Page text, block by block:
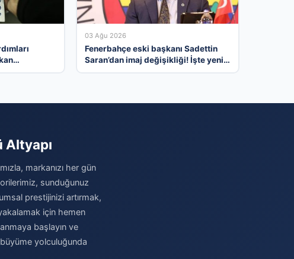
03 Ağu 2026
Fenerbahçe eski başkanı Sadettin
Saran’dan imaj değişikliği! İşte yeni
Altyapı
markanızı her gün
sunduğunuz
prestijinizi artırmak,
için hemen
başlayın ve
yolculuğunda